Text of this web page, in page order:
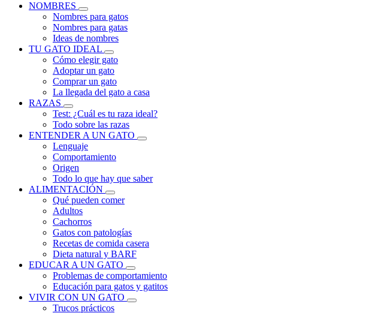
NOMBRES
Nombres para gatos
Nombres para gatas
Ideas de nombres
TU GATO IDEAL
Cómo elegir gato
Adoptar un gato
Comprar un gato
La llegada del gato a casa
RAZAS
Test: ¿Cuál es tu raza ideal?
Todo sobre las razas
ENTENDER A UN GATO
Lenguaje
Comportamiento
Origen
Todo lo que hay que saber
ALIMENTACIÓN
Qué pueden comer
Adultos
Cachorros
Gatos con patologías
Recetas de comida casera
Dieta natural y BARF
EDUCAR A UN GATO
Problemas de comportamiento
Educación para gatos y gatitos
VIVIR CON UN GATO
Trucos prácticos